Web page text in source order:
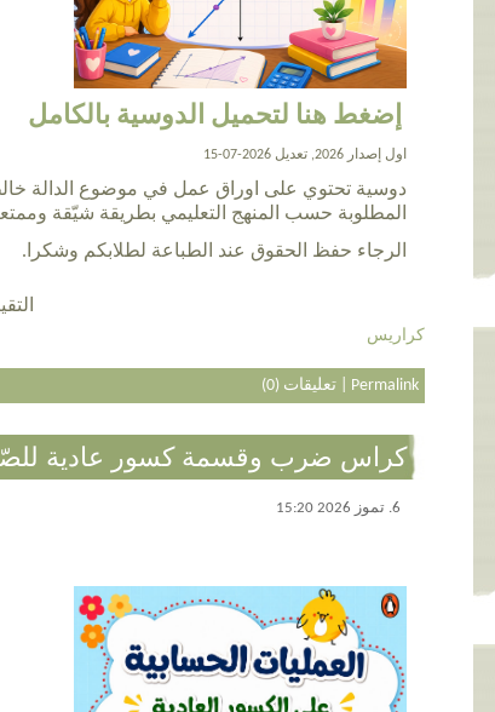
إضغط هنا لتحميل الدوسية بالكامل
اول إصدار 2026, تعديل 2026-07-15
دوسية تحتوي على اوراق عمل في موضوع الدالة
المطلوبة حسب المنهج التعليمي بطريقة شيّقة
الرجاء حفظ الحقوق عند الطباعة لطلابكم وشكرا.
التقييم
كراريس
Permalink
|تعليقات (0)
كراس ضرب وقسمة كسور عادية
6. تموز 2026 15:20